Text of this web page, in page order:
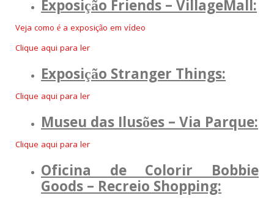
Exposição Friends – VillageMall:
Veja como é a exposição em vídeo
Clique aqui para ler
Exposição Stranger Things:
Clique aqui para ler
Museu das Ilusões – Via Parque:
Clique aqui para ler
Oficina de Colorir Bobbie
Goods – Recreio Shopping: